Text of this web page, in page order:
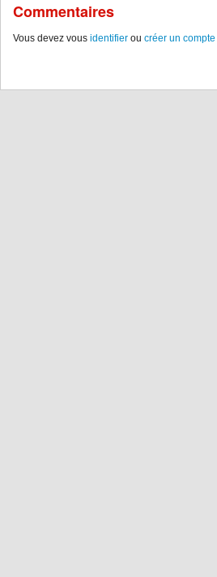
Commentaires
Vous devez vous identifier ou créer un compte